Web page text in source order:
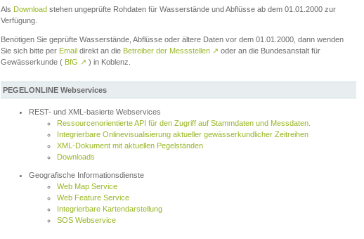
Als Download stehen ungeprüfte Rohdaten für Wasserstände und Abflüsse ab dem 01.01.2000 zur
Verfügung.
Benötigen Sie geprüfte Wasserstände, Abflüsse oder ältere Daten vor dem 01.01.2000, dann wenden
Sie sich bitte per Email direkt an die Betreiber der Messstellen ↗ oder an die Bundesanstalt für
Gewässerkunde ( BfG ↗ ) in Koblenz.
PEGELONLINE Webservices
REST- und XML-basierte Webservices
Ressourcenorientierte API für den Zugriff auf Stammdaten und Messdaten.
Integrierbare Onlinevisualisierung aktueller gewässerkundlicher Zeitreihen
XML-Dokument mit aktuellen Pegelständen
Downloads
Geografische Informationsdienste
Web Map Service
Web Feature Service
Integrierbare Kartendarstellung
SOS Webservice